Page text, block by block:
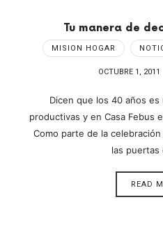
Tu manera de
MISION HOGAR
OCTUBRE 1, 2011
Dicen que los 40 años es
productivas y en Casa Febus
Como parte de la
las
READ